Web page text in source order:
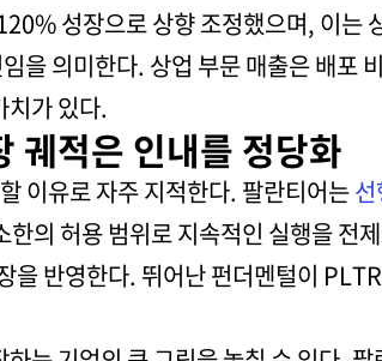
성장으로 상향 조정했으며, 이는
을 의미한다. 상업 부문 매출은 배포
치가 있다.
궤적은 인내를 정당화
이유로 자주 지적한다. 팔란티어는
의 허용 범위로 지속적인 실행을 전
을 반영한다. 뛰어난 펀더멘털이